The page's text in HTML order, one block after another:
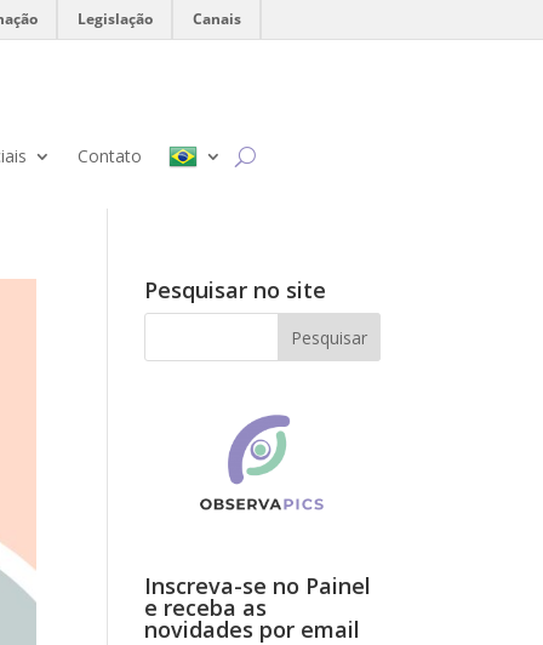
Legislação Canais
Contato
Pesquisar no site
Inscreva-se no Painel
e receba as
novidades por email